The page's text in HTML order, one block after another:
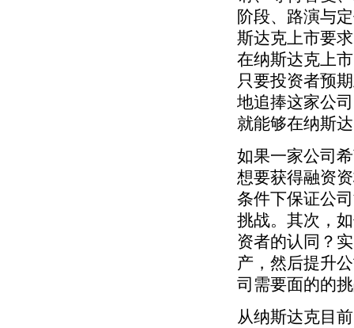
阶段、路演与
斯达克上市要
在纳斯达克上
只要投资者预
地追捧这家公
就能够在纳斯
如果一家公司
想要获得融资
条件下保证公
挑战。其次，
资者的认同？
产，然后提升
司需要面的的
从纳斯达克目